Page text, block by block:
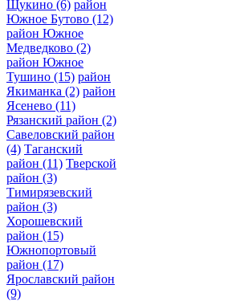
Щукино (6) район
Южное Бутово (12)
район Южное
Медведково (2)
район Южное
Тушино (15) район
Якиманка (2) район
Ясенево (11)
Рязанский район (2)
Савеловский район
(4) Таганский
район (11) Тверской
район (3)
Тимирязевский
район (3)
Хорошевский
район (15)
Южнопортовый
район (17)
Ярославский район
(9)